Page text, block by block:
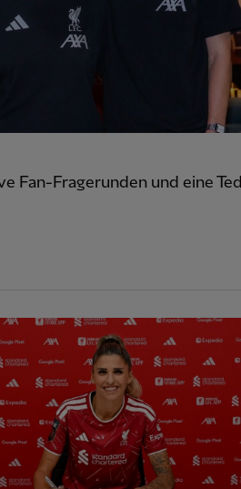
Fan-Fragerunden und eine Ted